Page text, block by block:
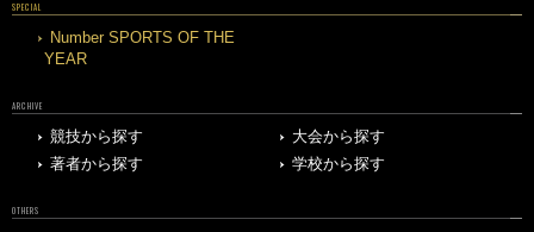
SPECIAL
Number SPORTS OF THE
YEAR
ARCHIVE
競技から探す
大会から探す
著者から探す
学校から探す
OTHERS